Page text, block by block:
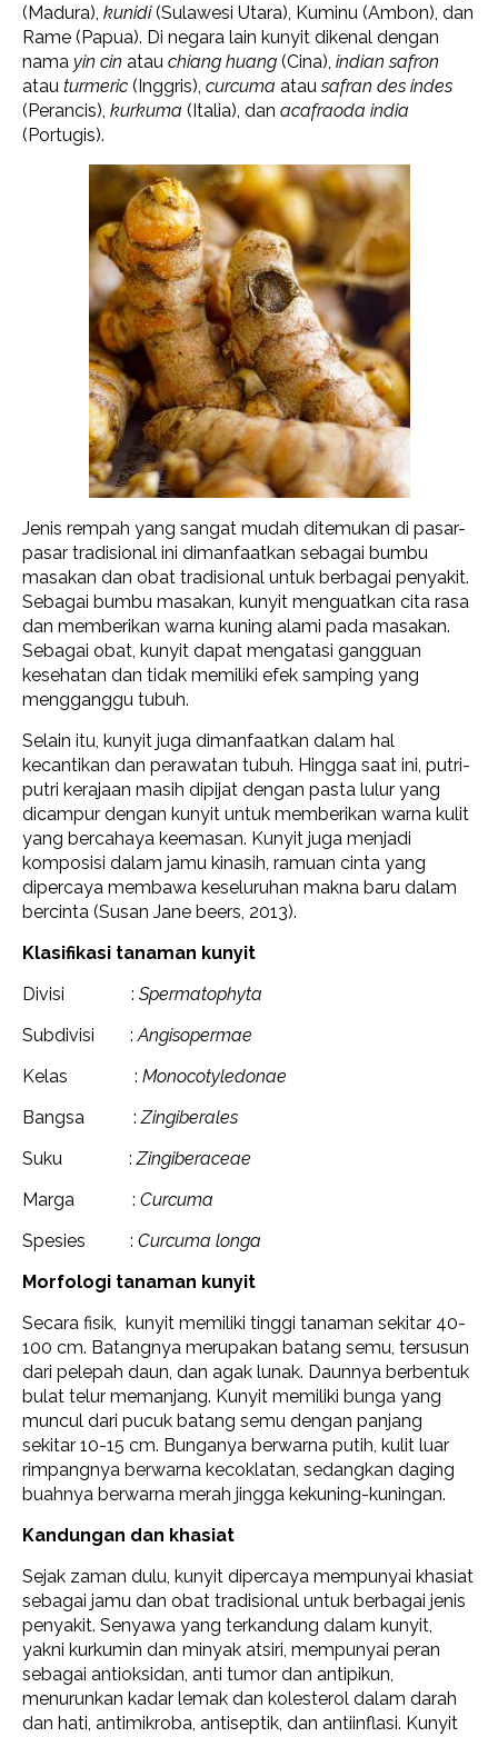
(Madura), kunidi(Sulawesi Utara), Kuminu (Ambon), dan
Rame (Papua). Di negara lain kunyit dikenal dengan
nama yin cin atau chiang huang (Cina), indian safron
atau turmeric (Inggris), curcuma atausafran des indes
(Perancis), kurkuma (Italia), dan acafraoda india
(Portugis).
Jenis rempah yang sangat mudah ditemukan di pasar-
pasar tradisional ini dimanfaatkan sebagai bumbu
masakan dan obat tradisional untuk berbagai penyakit.
Sebagai bumbu masakan, kunyit menguatkan cita rasa
dan memberikan warna kuning alami pada masakan.
Sebagai obat, kunyit dapat mengatasi gangguan
kesehatan dan tidak memiliki efek samping yang
mengganggu tubuh.
Selain itu, kunyit juga dimanfaatkan dalam hal
kecantikan dan perawatan tubuh. Hingga saat ini, putri-
putri kerajaan masih dipijat dengan pasta lulur yang
dicampur dengan kunyit untuk memberikan warna kulit
yang bercahaya keemasan. Kunyit juga menjadi
komposisi dalam jamu kinasih, ramuan cinta yang
dipercaya membawa keseluruhan makna baru dalam
bercinta (Susan Jane beers, 2013).
Klasifikasi tanaman kunyit
Divisi : Spermatophyta
Subdivisi : Angisopermae
Kelas : Monocotyledonae
Bangsa : Zingiberales
Suku : Zingiberaceae
Marga : Curcuma
Spesies : Curcuma longa
Morfologi tanaman kunyit
Secara fisik, kunyit memiliki tinggi tanaman sekitar 40-
100 cm. Batangnya merupakan batang semu, tersusun
dari pelepah daun, dan agak lunak. Daunnya berbentuk
bulat telur memanjang. Kunyit memiliki bunga yang
muncul dari pucuk batang semu dengan panjang
sekitar 10-15 cm. Bunganya berwarna putih, kulit luar
rimpangnya berwarna kecoklatan, sedangkan daging
buahnya berwarna merah jingga kekuning-kuningan.
Kandungan dan khasiat
Sejak zaman dulu, kunyit dipercaya mempunyai khasiat
sebagai jamu dan obat tradisional untuk berbagai jenis
penyakit. Senyawa yang terkandung dalam kunyit,
yakni kurkumin dan minyak atsiri, mempunyai peran
sebagai antioksidan, anti tumor dan antipikun,
menurunkan kadar lemak dan kolesterol dalam darah
dan hati, antimikroba, antiseptik, dan antiinflasi. Kunyit